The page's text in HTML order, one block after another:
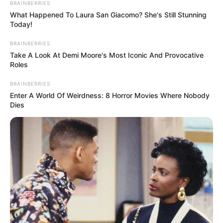
die Tomatenhälften leicht salzen.
Parmesan mit den gehackten Knoblauchzehen,
Olivenöl und den getrockneten Kräutern
aber streichfähige Konsistenz haben.
4. Die Tomatenhälften mit der
Parmesanmischung bestreichen, sodass sie
gleichmäßig bedeckt sind.
5. Die mit Parmesan bestrichenen
Tomatenhälften auf ein mit Backpapier
ausgelegtes Backblech legen und leicht mit
frisch gemahlenem Pfeffer bestreuen.
BRAINBERRIES
What Happened To Laura San Giacomo? She's Still Stunning
Today!
BRAINBERRIES
Take A Look At Demi Moore's Most Iconic And Provocative
Roles
BRAINBERRIES
Enter A World Of Weirdness: 8 Horror Movies Where Nobody
Dies